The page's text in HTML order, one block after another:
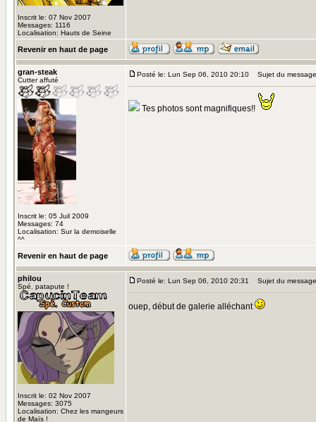
Inscrit le: 07 Nov 2007
Messages: 1116
Localisation: Hauts de Seine
Revenir en haut de page
gran-steak
Cutter affuté
Inscrit le: 05 Juil 2009
Messages: 74
Localisation: Sur la demoiselle
^^
Posté le: Lun Sep 06, 2010 20:10 Sujet du
Tes photos sont magnifiques!!
Revenir en haut de page
philou
Spé. patapute !
Inscrit le: 02 Nov 2007
Messages: 3075
Localisation: Chez les mangeurs
de Maïs !
Posté le: Lun Sep 06, 2010 20:31 Sujet du
ouep, début de galerie alléchant